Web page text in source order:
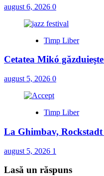
august 6, 2026 0
Timp Liber
Cetatea Mikó
august 5, 2026 0
Timp Liber
La Ghimbav,
august 5, 2026 1
Lasă un răspuns